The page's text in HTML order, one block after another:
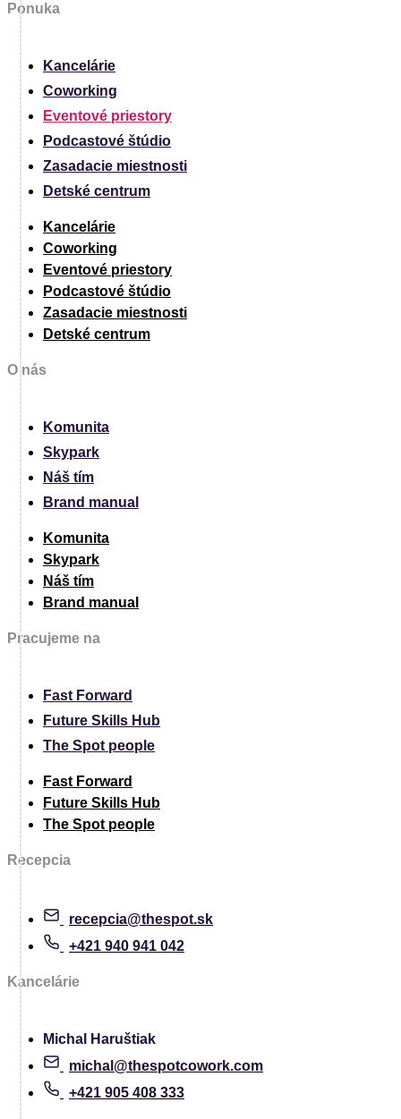
Ponuka
Kancelárie
Coworking
Eventové priestory
Podcastové štúdio
Zasadacie miestnosti
Detské centrum
Kancelárie
Coworking
Eventové priestory
Podcastové štúdio
Zasadacie miestnosti
Detské centrum
O nás
Komunita
Skypark
Náš tím
Brand manual
Komunita
Skypark
Náš tím
Brand manual
Pracujeme na
Fast Forward
Future Skills Hub
The Spot people
Fast Forward
Future Skills Hub
The Spot people
Recepcia
recepcia@thespot.sk
+421 940 941 042
Kancelárie
Michal Haruštiak
michal@thespotcowork.com
+421 905 408 333